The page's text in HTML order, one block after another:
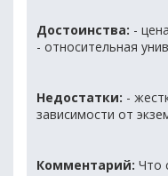
Достоинства: - цена
- относительная
Недостатки: -
зависимости от
Комментарий: Что